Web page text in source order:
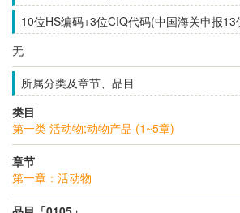
10位HS编码+3位CIQ代码(中国海关申报13
无
所属分类及章节、品目
类目
第一类 活动物;动物产品 (1~5章)
章节
第一章：活动物